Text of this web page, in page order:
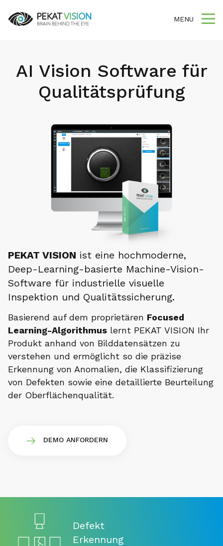
MENU
AI Vision Software für
Qualitätsprüfung
PEKAT VISION ist eine hochmoderne,
Deep-Learning-basierte Machine-Vision-
Software für industrielle visuelle
Inspektion und Qualitätssicherung.
Basierend auf dem proprietären Focused
Learning-Algorithmus lernt PEKAT VISION Ihr
Produkt anhand von Bilddatensätzen zu
verstehen und ermöglicht so die präzise
Erkennung von Anomalien, die Klassifizierung
von Defekten sowie eine detaillierte Beurteilung
der Oberflächenqualität.
DEMO ANFORDERN
Defekt
Erkennung